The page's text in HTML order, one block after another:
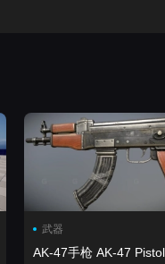
武器
AK-47手枪 AK-47 Pistol